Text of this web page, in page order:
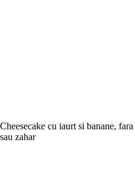
Cheesecake cu iaurt si banane,
sau zahar